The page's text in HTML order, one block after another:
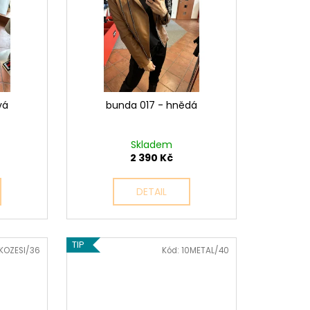
bunda 017 - hnědá
Skladem
2 390 Kč
DETAIL
36 TIP Kód: 10METAL/40